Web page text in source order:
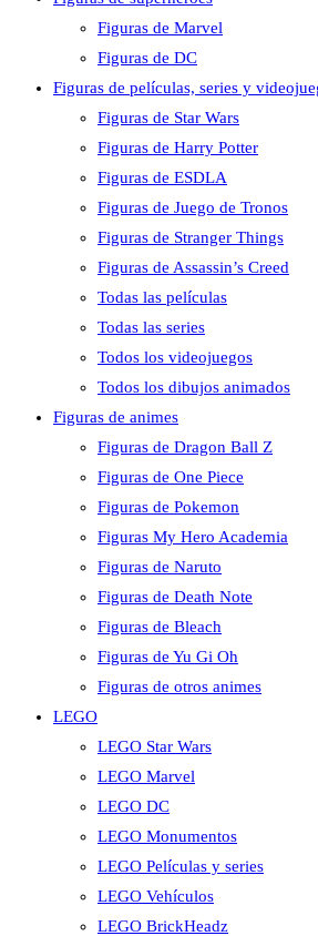
Figuras de Marvel
Figuras de DC
Figuras de películas, series y
Figuras de Star Wars
Figuras de Harry Potter
Figuras de ESDLA
Figuras de Juego de Tronos
Figuras de Stranger Things
Figuras de Assassin’s Creed
Todas las películas
Todas las series
Todos los videojuegos
Todos los dibujos animados
Figuras de animes
Figuras de Dragon Ball Z
Figuras de One Piece
Figuras de Pokemon
Figuras My Hero Academia
Figuras de Naruto
Figuras de Death Note
Figuras de Bleach
Figuras de Yu Gi Oh
Figuras de otros animes
LEGO
LEGO Star Wars
LEGO Marvel
LEGO DC
LEGO Monumentos
LEGO Películas y series
LEGO Vehículos
LEGO BrickHeadz